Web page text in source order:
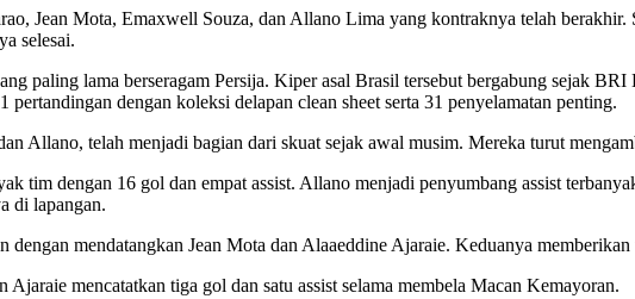
Jean Mota, Emaxwell Souza, dan Allano Lima yang kontraknya telah
selesai.
paling lama berseragam Persija. Kiper asal Brasil tersebut bergabung sejak
dengan koleksi delapan clean sheet serta 31 penyelamatan penting.
Allano, telah menjadi bagian dari skuat sejak awal musim. Mereka turut
tim dengan 16 gol dan empat assist. Allano menjadi penyumbang assist
di lapangan.
dengan mendatangkan Jean Mota dan Alaaeddine Ajaraie. Keduanya
mencatatkan tiga gol dan satu assist selama membela Macan Kemayoran.